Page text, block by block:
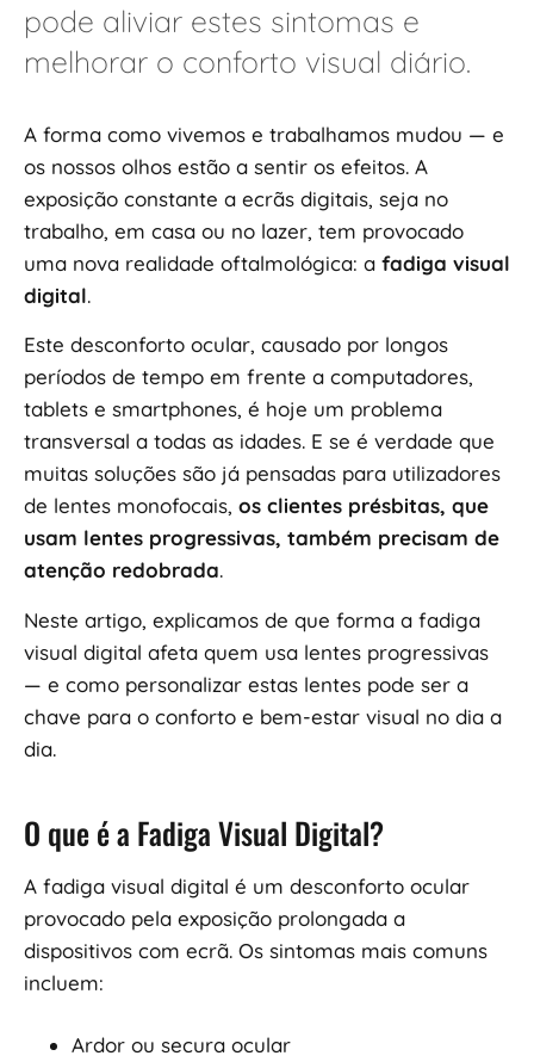
pode aliviar estes sintomas e
melhorar o conforto visual diário.
A forma como vivemos e trabalhamos mudou — e
os nossos olhos estão a sentir os efeitos. A
exposição constante a ecrãs digitais, seja no
trabalho, em casa ou no lazer, tem provocado
uma nova realidade oftalmológica: a fadiga visual
digital.
Este desconforto ocular, causado por longos
períodos de tempo em frente a computadores,
tablets e smartphones, é hoje um problema
transversal a todas as idades. E se é verdade que
muitas soluções são já pensadas para utilizadores
de lentes monofocais, os clientes présbitas, que
usam lentes progressivas, também precisam de
atenção redobrada.
Neste artigo, explicamos de que forma a fadiga
visual digital afeta quem usa lentes progressivas
— e como personalizar estas lentes pode ser a
chave para o conforto e bem-estar visual no dia a
dia.
O que é a Fadiga Visual Digital?
A fadiga visual digital é um desconforto ocular
provocado pela exposição prolongada a
dispositivos com ecrã. Os sintomas mais comuns
incluem:
Ardor ou secura ocular